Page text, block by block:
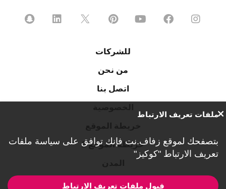
للشركات
من نحن
اتصل بنا
خريطة الموقع 2
ملفات تعريف الارتباط
بتصفحك لموقع زفاف.نت فإنك توافق على سياسة ملفات
تعريف الارتباط "كوكيز"
قبول ملفات تعريف الارتباط